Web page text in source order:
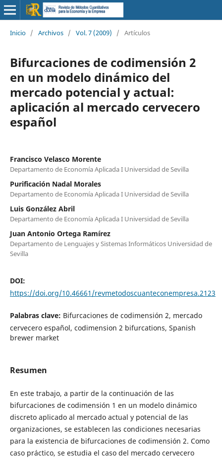
Inicio / Archivos / Vol. 7 (2009) / Artículos
Bifurcaciones de codimensión 2
en un modelo dinámico del
mercado potencial y actual:
aplicación al mercado cervecero
español
Francisco Velasco Morente
Departamento de Economía Aplicada I Universidad de Sevilla
Purificación Nadal Morales
Departamento de Economía Aplicada I Universidad de Sevilla
Luis González Abril
Departamento de Economía Aplicada I Universidad de Sevilla
Juan Antonio Ortega Ramírez
Departamento de Lenguajes y Sistemas Informáticos Universidad de
Sevilla
DOI:
https://doi.org/10.46661/revmetodoscuanteconempresa.2123
Palabras clave: Bifurcaciones de codimensión 2, mercado
cervecero español, codimension 2 bifurcations, Spanish
brewer market
Resumen
En este trabajo, a partir de la continuación de las
bifurcaciones de codimensión 1 en un modelo dinámico
discreto aplicado al mercado actual y potencial de las
organizaciones, se establecen las condiciones necesarias
para la existencia de bifurcaciones de codimensión 2. Como
caso práctico, se estudia el caso del mercado cervecero